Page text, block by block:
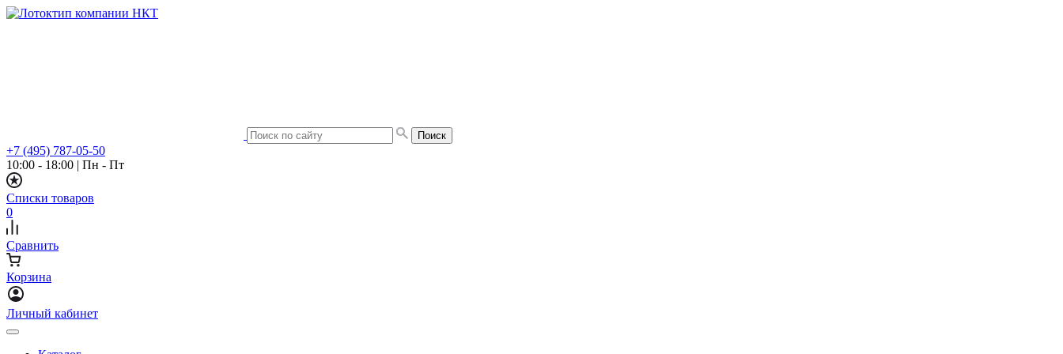
+7 (495) 787-05-50
10:00 - 18:00 | Пн - Пт
Списки товаров
0
Сравнить
Корзина
Личный кабинет